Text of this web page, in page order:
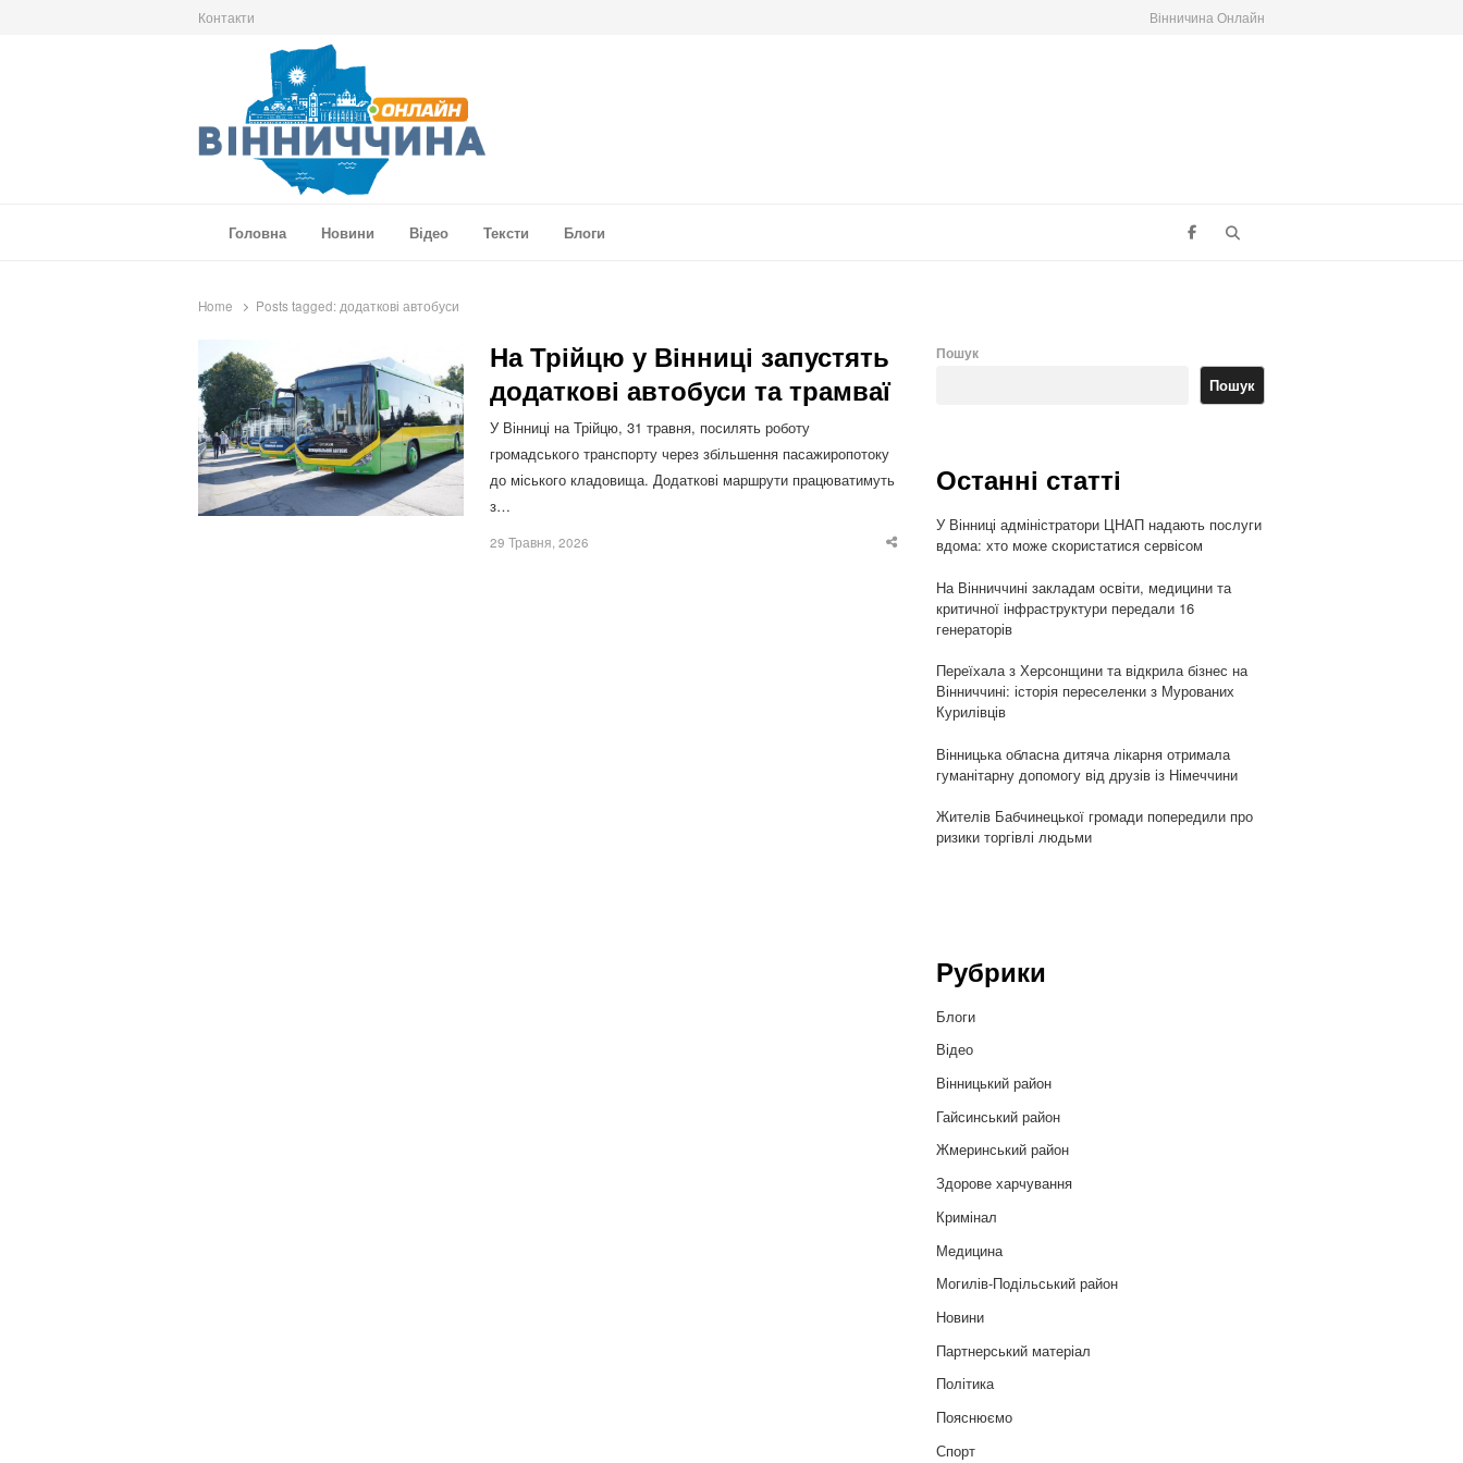
Контакти Вінничина Онлайн
Головна
Новини Відео Тексти Блоги
Home Posts tagged: додаткові автобуси
На Трійцю у Вінниці запустять
додаткові автобуси та трамваї
У Вінниці на Трійцю, 31 травня, посилять роботу
громадського транспорту через збільшення пасажиропотоку
до міського кладовища. Додаткові маршрути працюватимуть
з…
29 Травня, 2026
Share
Пошук
Пошук
Останні статті
У Вінниці адміністратори ЦНАП надають послуги
вдома: хто може скористатися сервісом
На Вінниччині закладам освіти, медицини та
критичної інфраструктури передали 16
генераторів
Переїхала з Херсонщини та відкрила бізнес на
Вінниччині: історія переселенки з Мурованих
Курилівців
Вінницька обласна дитяча лікарня отримала
гуманітарну допомогу від друзів із Німеччини
Жителів Бабчинецької громади попередили про
ризики торгівлі людьми
Рубрики
Блоги
Відео
Вінницький район
Гайсинський район
Жмеринський район
Здорове харчування
Кримінал
Медицина
Могилів-Подільський район
Новини
Партнерський матеріал
Політика
Пояснюємо
Спорт